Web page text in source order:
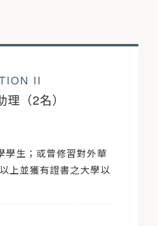
II
（2名）
學生；或曾修習對外華
上並獲有證書之大學以